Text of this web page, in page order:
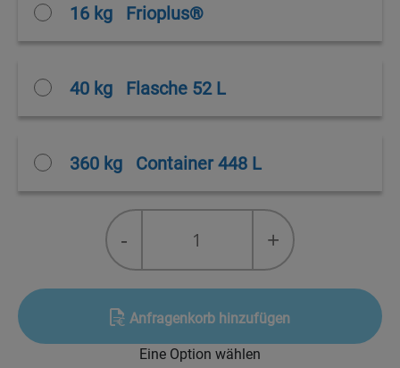
16 kg Frioplus®
40 kg Flasche 52 L
360 kg Container 448 L
- +
Anfragenkorb hinzufügen
Eine Option wählen